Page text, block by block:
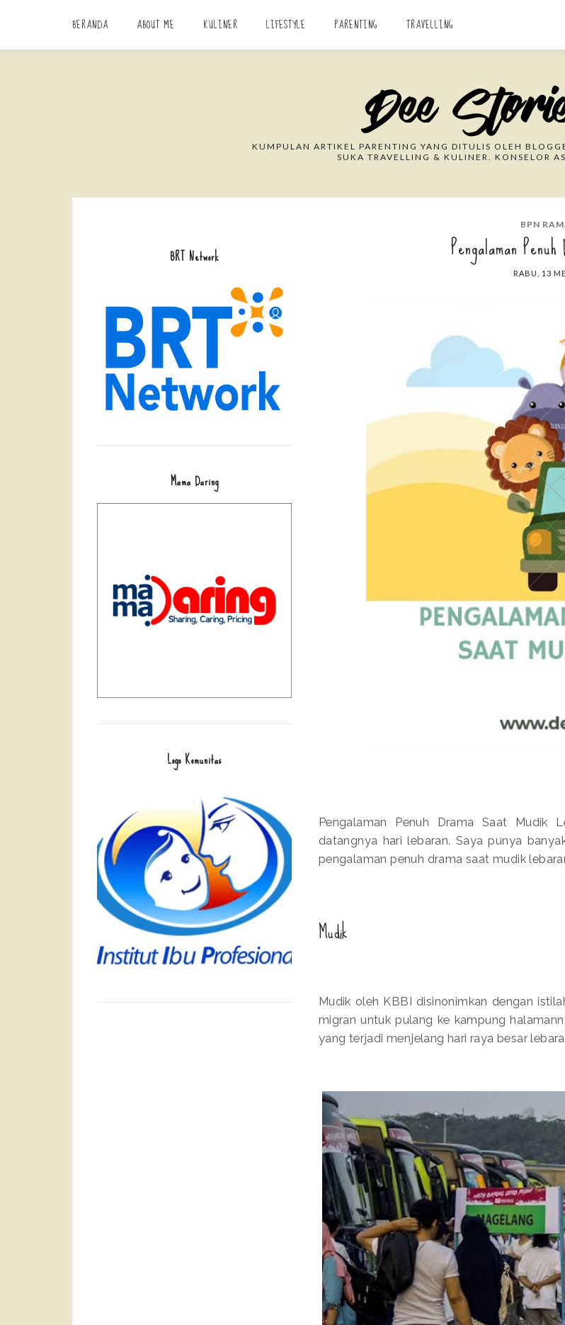
BERANDA ABOUT ME KULINER LIFESTYLE PARENTING TRAVELLING
Search This Blog
KUMPULAN ARTIKEL PARENTING YANG DITULIS OLEH
SUKA TRAVELLING & KULINER. KONSELOR
BPN
Pengalaman
RABU, 13
Pengalaman Penuh Drama Saat Mudik
datangnya hari lebaran. Saya punya
pengalaman penuh drama saat mudik
Mudik
Mudik oleh KBBI disinonimkan dengan
migran untuk pulang ke kampung
yang terjadi menjelang hari raya besar
BRT Network
Mama Daring
Logo Komunitas